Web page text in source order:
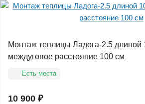
Монтаж теплицы Ладога-2.5 длиной
междуговое расстояние 100 см
Есть места
10 900 ₽